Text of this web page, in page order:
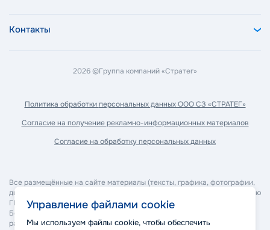
Контакты
2026 ©Группа компаний «Стратег»
Политика обработкиперсональных данных ООО СЗ «СТРАТЕГ»
Согласие на получениерекламно-информационных материалов
Согласие на обработку персональных данных
Все размещённые на сайте материалы (тексты, графика, фотографии,
дизайн, программное обеспечение и прочее) являются собственностью
ГК "Стратег" и охраняются в соответствии с законодательством РФ.
Без согласия правообладателя запрещается копирование,
распространение, изменение или иное использование материалов
Управление файлами cookie
Мы используем файлы cookie, чтобы обеспечить